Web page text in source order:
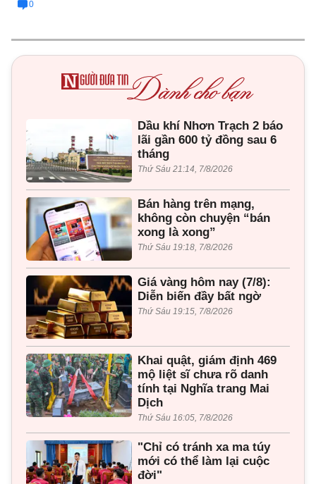
0
Dầu khí Nhơn Trạch 2 báo
lãi gần 600 tỷ đồng sau 6
tháng
Thứ Sáu 21:14, 7/8/2026
Bán hàng trên mạng,
không còn chuyện “bán
xong là xong”
Thứ Sáu 19:18, 7/8/2026
Giá vàng hôm nay (7/8):
Diễn biến đầy bất ngờ
Thứ Sáu 19:15, 7/8/2026
Khai quật, giám định 469
mộ liệt sĩ chưa rõ danh
tính tại Nghĩa trang Mai
Dịch
Thứ Sáu 16:05, 7/8/2026
"Chỉ có tránh xa ma túy
mới có thể làm lại cuộc
đời"